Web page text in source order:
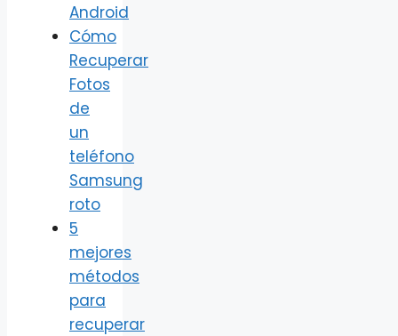
Android
Cómo
Recuperar
Fotos
de
un
teléfono
Samsung
roto
5
mejores
métodos
para
recuperar